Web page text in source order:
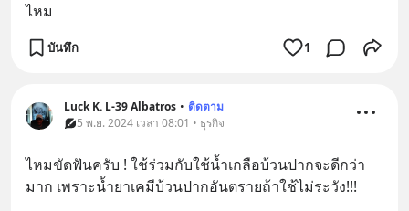
ไหม
บันทึก 1
Luck K. L-39 Albatros • ติดตาม
5 พ.ย. 2024 เวลา 08:01 • ธุรกิจ
ไหมขัดฟันครับ ! ใช้ร่วมกับใช้น้ำเกลือบ้วนปากจะดีกว่า
มาก เพราะน้ำยาเคมีบ้วนปากอันตรายถ้าใช้ไม่ระวัง!!!